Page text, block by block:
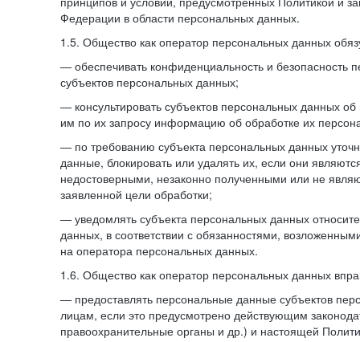
Федерации в области персональных данных.
1.5. Общество как оператор персональных данных
— обеспечивать конфиденциальность и безопасность
субъектов персональных данных;
— консультировать субъектов персональных данных об
им по их запросу информацию об обработке их
— по требованию субъекта персональных данных
данные, блокировать или удалять их, если они
недостоверными, незаконно полученными или не
заявленной цели обработки;
— уведомлять субъекта персональных данных
данных, в соответствии с обязанностями,
на оператора персональных данных.
1.6. Общество как оператор персональных данных
— предоставлять персональные данные субъектов
лицам, если это предусмотрено действующим
правоохранительные органы и др.) и настоящей